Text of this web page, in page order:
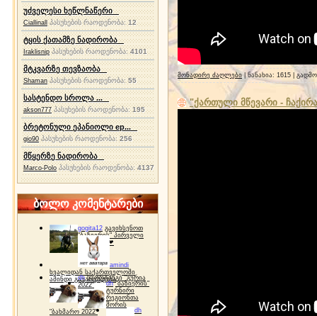
უძველესი ხეწლნაწერი
Ciallinall პასუხების რაოდენობა:12
ტყის ქათამზე ნადირობა
Iraklisnip პასუხების რაოდენობა: 4101
მტკვარზე თევზაობა
Shaman პასუხების რაოდენობა:55
სასტენდო სროლა ...
akson777 პასუხების რაოდენობა:195
ბრეტონული ეპანიოლი ep...
gio90 პასუხების რაოდენობა:256
მწყერზე ნადირობა
Marco-Polo პასუხების რაოდენობა:4137
ბოლო კომენტარები
gogita12 გავიხსენოთ
"ბაზიერის" პირველი
ტურნირი ❤
amindi
ხვალიდან საქართველოში
ამინდი გაუარესდება
dh სპორტინგი "გურია
2022"
dh "ბაზიერის"
ტურნირი
რეგიონთა
შორის
"ბახმარო 2022"
dh
მონადირე ძაღლები| ნანახია: 1615 |
"ქართული მწევარი -